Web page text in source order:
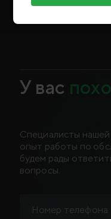
У вас
Специалисты
опыт работы по
будем рады
вопросы.